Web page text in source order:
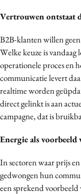
Vertrouwen ontstaat
B2B-klanten willen
Welke keuze is
operationele proces en
communicatie levert
realtime worden
direct gelinkt is aan
campagne, dat is
Energie als
In sectoren waar prijs
gedwongen hun
een sprekend